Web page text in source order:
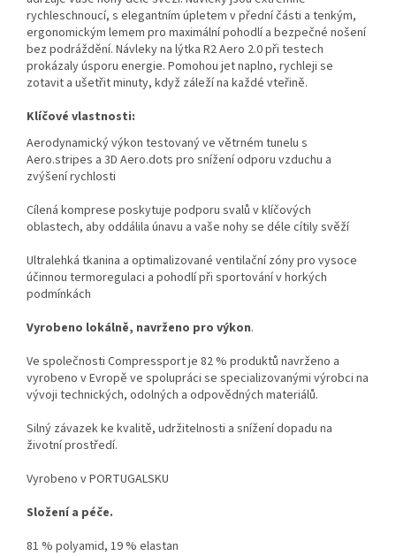
rychleschnoucí, s elegantním úpletem v přední části a tenkým,
ergonomickým lemem pro maximální pohodlí a bezpečné nošení
bez podráždění. Návleky na lýtka R2 Aero 2.0 při testech
prokázaly úsporu energie. Pomohou jet naplno, rychleji se
zotavit a ušetřit minuty, když záleží na každé vteřině.
Klíčové vlastnosti:
Aerodynamický výkon testovaný ve větrném tunelu s
Aero.stripes a 3D Aero.dots pro snížení odporu vzduchu a
zvýšení rychlosti
Cílená komprese poskytuje podporu svalů v klíčových
oblastech, aby oddálila únavu a vaše nohy se déle cítily svěží
Ultralehká tkanina a optimalizované ventilační zóny pro vysoce
účinnou termoregulaci a pohodlí při sportování v horkých
podmínkách
Vyrobeno lokálně, navrženo pro výkon.
Ve společnosti Compressport je 82 % produktů navrženo a
vyrobeno v Evropě ve spolupráci se specializovanými výrobci na
vývoji technických, odolných a odpovědných materiálů.
Silný závazek ke kvalitě, udržitelnosti a snížení dopadu na
životní prostředí.
Vyrobeno v PORTUGALSKU
Složení a péče.
81 % polyamid, 19 % elastan